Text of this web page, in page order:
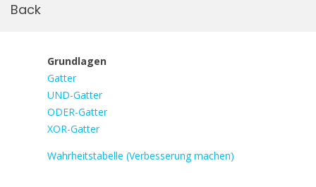
Back
Grundlagen
Gatter
UND-Gatter
ODER-Gatter
XOR-Gatter
Wahrheitstabelle (Verbesserung machen)